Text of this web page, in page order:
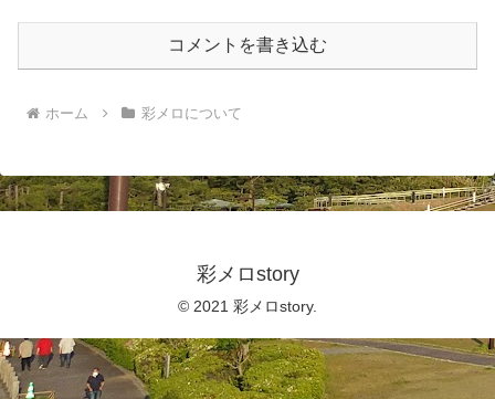
コメントを書き込む
ホーム 彩メロについて
彩メロstory
© 2021 彩メロstory.